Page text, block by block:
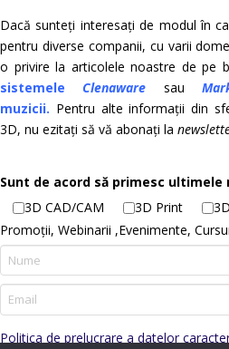
Dacă sunteți interesați de modul în
pentru diverse companii, cu varii
o privire la articolele noastre de pe
sistemeleClenaware sau
muzicii. Pentru alte informații din
3D, nu ezitați să vă abonați la
Sunt de acord să primesc
3D CAD/CAM
3D Print
Promoții, Webinarii ,Evenimente,
Politica de prelucrare a datelor